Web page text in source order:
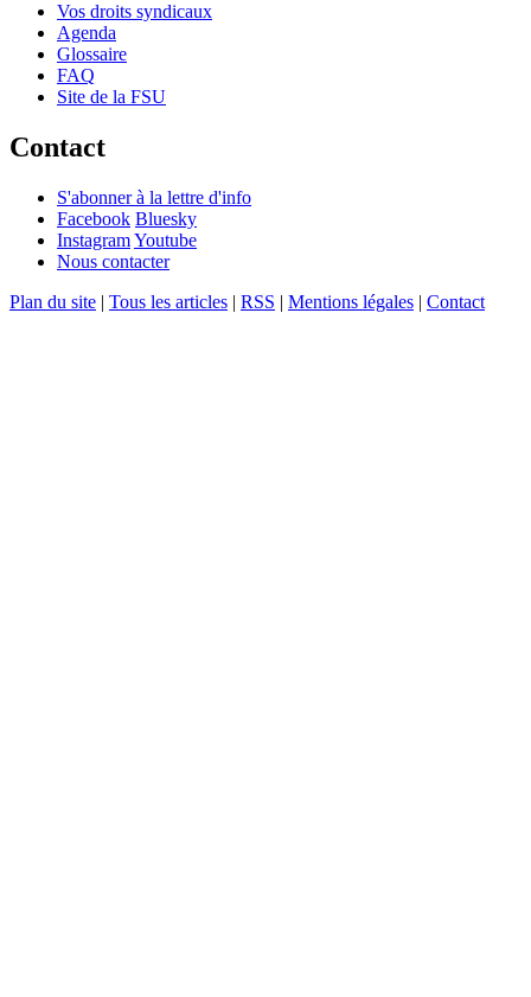
Vos droits syndicaux
Agenda
Glossaire
FAQ
Site de la FSU
Contact
S'abonner à la lettre d'info
Facebook Bluesky
InstagramYoutube
Nous contacter
Plan du site | Tous les articles | RSS | Mentions légales | Contact